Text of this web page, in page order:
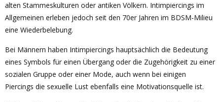
alten Stammeskulturen oder antiken Völkern. Intimpiercings im
Allgemeinen erleben jedoch seit den 70er Jahren im BDSM-Milieu
eine Wiederbelebung.
Bei Männern haben Intimpiercings hauptsächlich die Bedeutung
eines Symbols für einen Übergang oder die Zugehörigkeit zu einer
sozialen Gruppe oder einer Mode, auch wenn bei einigen
Piercings die sexuelle Lust ebenfalls eine Motivationsquelle ist.